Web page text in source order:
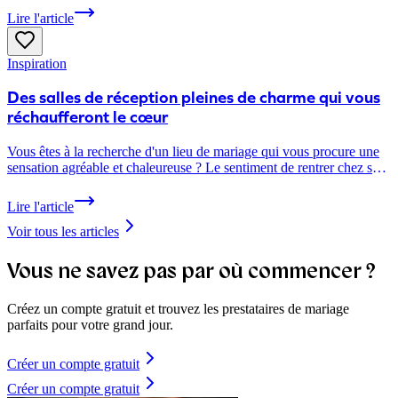
Lire l'article
Inspiration
Des salles de réception pleines de charme qui vous
réchaufferont le cœur
Vous êtes à la recherche d'un lieu de mariage qui vous procure une
sensation agréable et chaleureuse ? Le sentiment de rentrer chez soi
de calme. Découvrez ici de charmantes salles de réception qui
sauront conquérir votre cœur !
Lire l'article
Voir tous les articles
Vous ne savez pas par où commencer ?
Créez un compte gratuit et trouvez les prestataires de mariage
parfaits pour votre grand jour.
Créer un compte gratuit
Créer un compte gratuit